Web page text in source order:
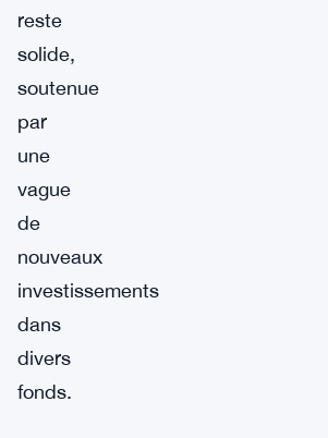
reste
solide,
soutenue
par
une
vague
de
nouveaux
investissements
dans
divers
fonds.